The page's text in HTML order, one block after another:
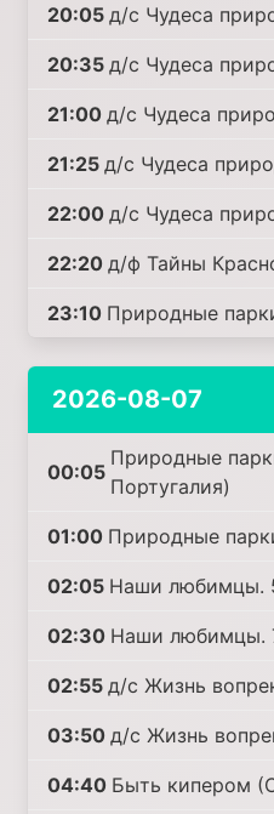
20:05 д/с Чудеса
20:35 д/с Чудеса
21:00 д/с Чудеса
21:25 д/с Чудеса
22:00 д/с Чудеса
22:20 д/ф Тайны
23:10 Природные
2026-08-07
00:05
Природные
Португалия)
01:00 Природные
02:05 Наши любимцы.
02:30 Наши любимцы.
02:55 д/с Жизнь
03:50 д/с Жизнь
04:40 Быть кипером